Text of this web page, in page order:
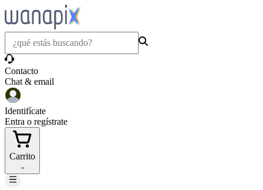
Contacto
Chat & email
Identifícate
Entra o regístrate
Carrito
-